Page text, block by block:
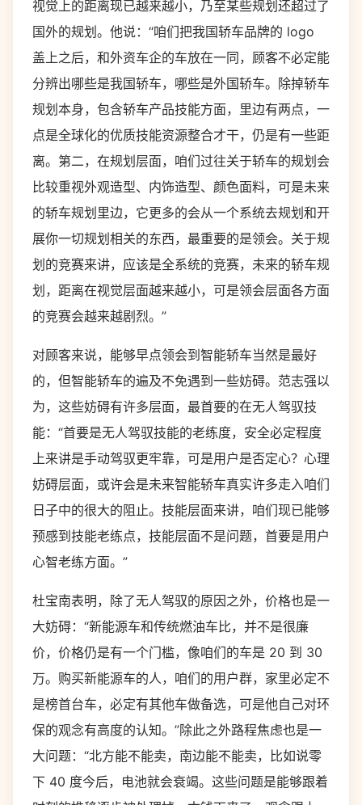
视觉上的距离现已越来越小，乃至某些规划还超过了
国外的规划。他说：“咱们把我国轿车品牌的 logo
盖上之后，和外资车企的车放在一同，顾客不必定能
分辨出哪些是我国轿车，哪些是外国轿车。除掉轿车
规划本身，包含轿车产品技能方面，里边有两点，一
点是全球化的优质技能资源整合才干，仍是有一些距
离。第二，在规划层面，咱们过往关于轿车的规划会
比较重视外观造型、内饰造型、颜色面料，可是未来
的轿车规划里边，它更多的会从一个系统去规划和开
展你一切规划相关的东西，最重要的是领会。关于规
划的竞赛来讲，应该是全系统的竞赛，未来的轿车规
划，距离在视觉层面越来越小，可是领会层面各方面
的竞赛会越来越剧烈。”
对顾客来说，能够早点领会到智能轿车当然是最好
的，但智能轿车的遍及不免遇到一些妨碍。范志强以
为，这些妨碍有许多层面，最首要的在无人驾驭技
能：“首要是无人驾驭技能的老练度，安全必定程度
上来讲是手动驾驭更牢靠，可是用户是否定心？心理
妨碍层面，或许会是未来智能轿车真实许多走入咱们
日子中的很大的阻止。技能层面来讲，咱们现已能够
预感到技能老练点，技能层面不是问题，首要是用户
心智老练方面。”
杜宝南表明，除了无人驾驭的原因之外，价格也是一
大妨碍：“新能源车和传统燃油车比，并不是很廉
价，价格仍是有一个门槛，像咱们的车是 20 到 30
万。购买新能源车的人，咱们的用户群，家里必定不
是榜首台车，必定有其他车做备选，可是他自己对环
保的观念有高度的认知。”除此之外路程焦虑也是一
大问题：“北方能不能卖，南边能不能卖，比如说零
下 40 度今后，电池就会衰竭。这些问题是能够跟着